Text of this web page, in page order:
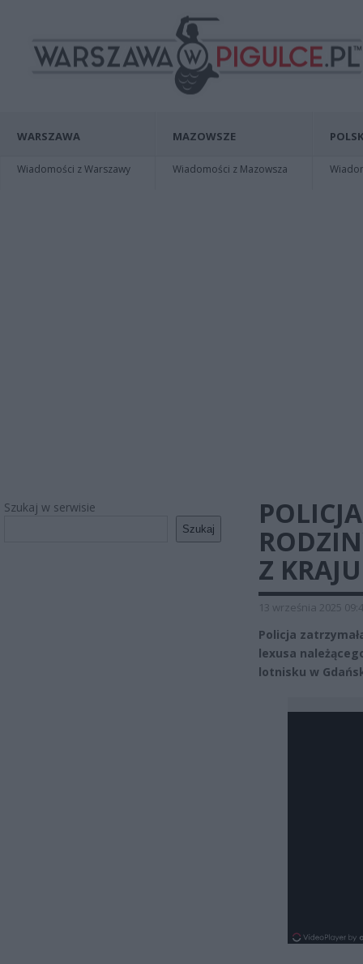
WARSZAWA
Wiadomości z Warszawy
MAZOWSZE
Wiadomości z Mazowsza
Szukaj w serwisie
Szukaj
Z
13 września 2025
Policja
lexusa
lotnisku w